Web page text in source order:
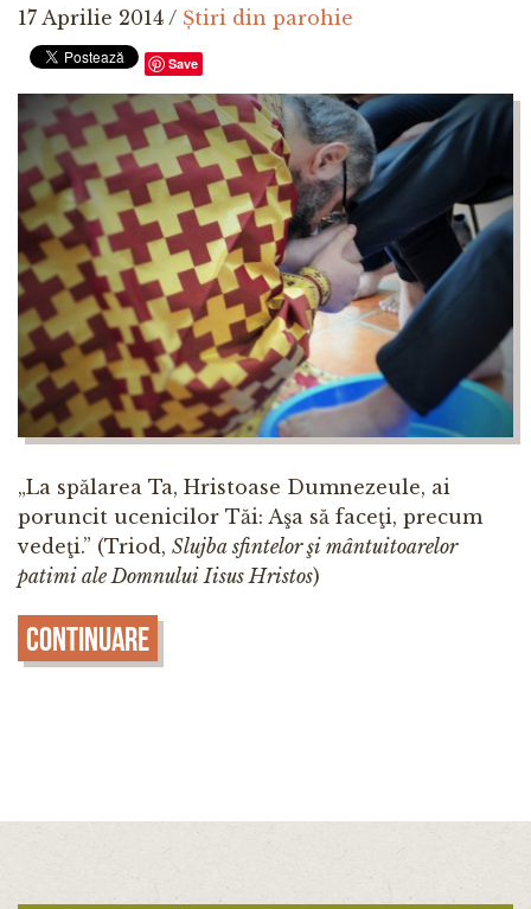
17 Aprilie 2014 / Știri din parohie
Save
„La spălarea Ta, Hristoase Dumnezeule, ai
poruncit ucenicilor Tăi: Aşa să faceţi, precum
vedeţi.” (Triod, Slujba sfintelor şi mântuitoarelor
patimi ale Domnului Iisus Hristos)
Continuare